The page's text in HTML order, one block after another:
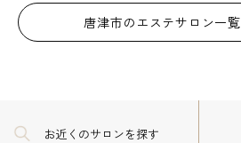
唐津市のエステサロン一覧
お近くのサロンを探す